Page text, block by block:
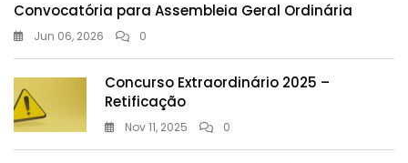
Convocatória para Assembleia Geral Ordinária
Jun 06, 2026 0
Concurso Extraordinário 2025 –
Retificação
Nov 11, 2025 0